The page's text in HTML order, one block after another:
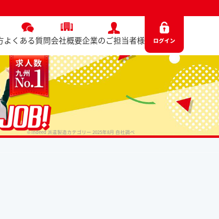
よくある質問会社概要企業のご担当者様
※Indeed 派遣製造カテゴリー 2025年8月 自社調べ